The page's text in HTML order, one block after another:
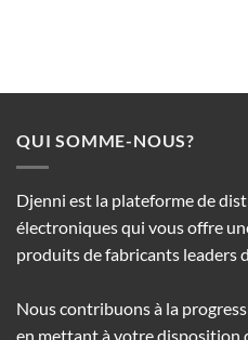
QUI SOMME-NOUS?
Djenni est la plateforme de
électroniques qui vous offre
produits de fabricants leaders
Nous contribuons à la
en mettant à votre disposition